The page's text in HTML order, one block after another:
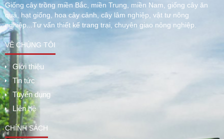
Giống cây trồng miền Bắc, miền Trung, miền Nam, giống cây ăn
quả, hạt giống, hoa cây cảnh, cây lâm nghiệp, vật tư nông
nghiệp...Tư vấn thiết kế trang trại, chuyên giao nông nghiệp.
VỀ CHÚNG TÔI
Giới thiệu
Tin tức
Tuyển dụng
Liên hệ
CHÍNH SÁCH